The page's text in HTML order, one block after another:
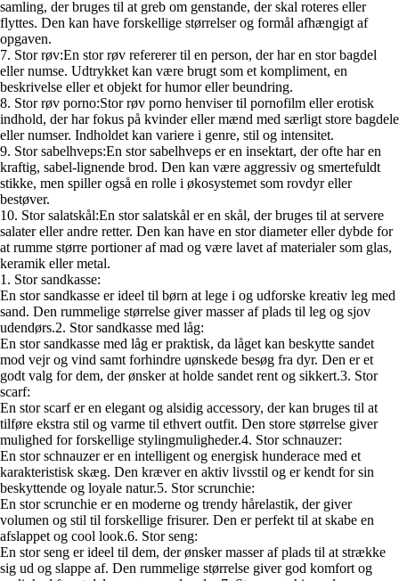
samling, der bruges til at greb om genstande, der skal roteres eller
flyttes. Den kan have forskellige størrelser og formål afhængigt af
opgaven.
7. Stor røv:En stor røv refererer til en person, der har en stor bagdel
eller numse. Udtrykket kan være brugt som et kompliment, en
beskrivelse eller et objekt for humor eller beundring.
8. Stor røv porno:Stor røv porno henviser til pornofilm eller erotisk
indhold, der har fokus på kvinder eller mænd med særligt store bagdele
eller numser. Indholdet kan variere i genre, stil og intensitet.
9. Stor sabelhveps:En stor sabelhveps er en insektart, der ofte har en
kraftig, sabel-lignende brod. Den kan være aggressiv og smertefuldt
stikke, men spiller også en rolle i økosystemet som rovdyr eller
bestøver.
10. Stor salatskål:En stor salatskål er en skål, der bruges til at servere
salater eller andre retter. Den kan have en stor diameter eller dybde for
at rumme større portioner af mad og være lavet af materialer som glas,
keramik eller metal.
1. Stor sandkasse:
En stor sandkasse er ideel til børn at lege i og udforske kreativ leg med
sand. Den rummelige størrelse giver masser af plads til leg og sjov
udendørs.2. Stor sandkasse med låg:
En stor sandkasse med låg er praktisk, da låget kan beskytte sandet
mod vejr og vind samt forhindre uønskede besøg fra dyr. Den er et
godt valg for dem, der ønsker at holde sandet rent og sikkert.3. Stor
scarf:
En stor scarf er en elegant og alsidig accessory, der kan bruges til at
tilføre ekstra stil og varme til ethvert outfit. Den store størrelse giver
mulighed for forskellige stylingmuligheder.4. Stor schnauzer:
En stor schnauzer er en intelligent og energisk hunderace med et
karakteristisk skæg. Den kræver en aktiv livsstil og er kendt for sin
beskyttende og loyale natur.5. Stor scrunchie:
En stor scrunchie er en moderne og trendy hårelastik, der giver
volumen og stil til forskellige frisurer. Den er perfekt til at skabe en
afslappet og cool look.6. Stor seng:
En stor seng er ideel til dem, der ønsker masser af plads til at strække
sig ud og slappe af. Den rummelige størrelse giver god komfort og